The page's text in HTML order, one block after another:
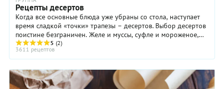
всегда
позитивное
отношение
Рецепты десертов
Когда все основные блюда уже убраны со стола, наступает
время сладкой «точки» трапезы – десертов. Выбор десертов
поистине безграничен. Желе и муссы, суфле и мороженое,
кремы и фланы, сладкая выпечка ...
5 (2)
3611 рецептов